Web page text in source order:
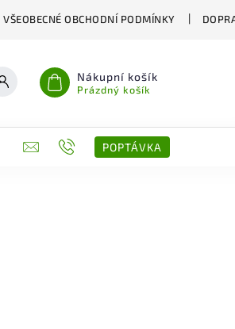
VŠEOBECNÉ OBCHODNÍ PODMÍNKY
Nákupní košík
Prázdný košík
KONTAKTY POPTÁVKA